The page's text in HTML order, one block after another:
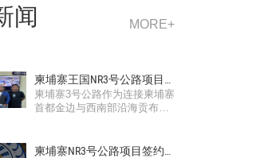
闻 MORE+
柬埔寨王国NR3号公路项目
圆满完成！
柬埔寨3号公路作为连接柬埔寨
首都金边与西南部沿海贡布省
柬埔寨NR3号公路项目签约